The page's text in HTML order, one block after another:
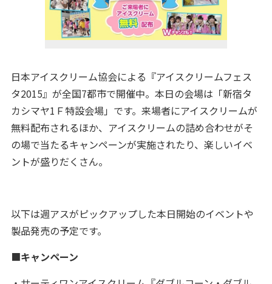
日本アイスクリーム協会による『アイスクリームフェス
タ2015』が全国7都市で開催中。本日の会場は「新宿タ
カシマヤ1Ｆ特設会場」です。来場者にアイスクリームが
無料配布されるほか、アイスクリームの詰め合わせがそ
の場で当たるキャンペーンが実施されたり、楽しいイベ
ントが盛りだくさん。
以下は週アスがピックアップした本日開始のイベントや
製品発売の予定です。
■キャンペーン